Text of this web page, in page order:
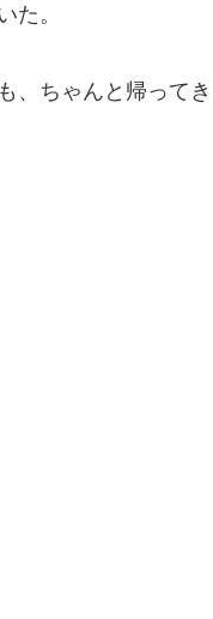
た。
、ちゃんと帰ってき